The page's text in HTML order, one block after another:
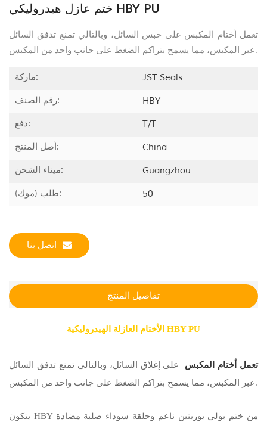
ختم عازل هيدروليكي HBY PU
تعمل أختام المكبس على حبس السائل، وبالتالي تمنع تدفق السائل
عبر المكبس، مما يسمح بتراكم الضغط على جانب واحد من المكبس.
ماركة:
JST Seals
رقم الصنف:
HBY
دفع:
T/T
أصل المنتج:
China
ميناء الشحن:
Guangzhou
طلب (موك):
50
اتصل بنا
تفاصيل المنتج
الأختام العازلة الهيدروليكية HBY PU
تعمل أختام المكبس على إغلاق السائل، وبالتالي تمنع تدفق السائل
عبر المكبس، مما يسمح بتراكم الضغط على جانب واحد من المكبس.
يتكون HBY من ختم بولي يوريثين ناعم وحلقة سوداء صلبة مضادة